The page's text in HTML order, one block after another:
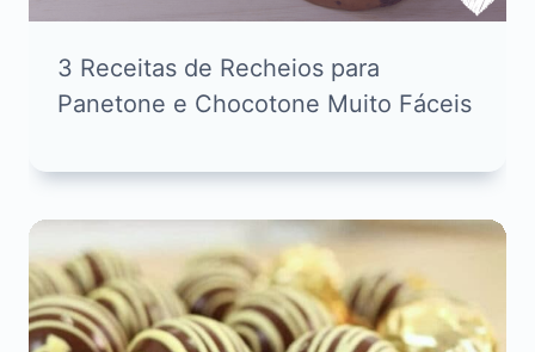
3 Receitas de Recheios para
Panetone e Chocotone Muito Fáceis